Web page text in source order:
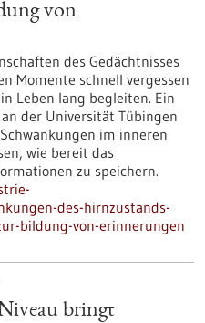
von
des Gedächtnisses
Momente schnell vergessen
Leben lang begleiten. Ein
der Universität Tübingen
im inneren
wie bereit das
zu speichern.
des-hirnzustands-
bildung-von-erinnerungen
bringt